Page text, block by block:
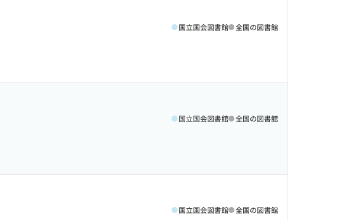
国立国会図書館 全国の図書館
国立国会図書館 全国の図書館
国立国会図書館 全国の図書館